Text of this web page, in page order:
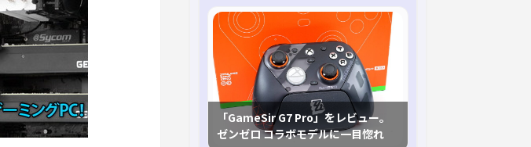
「GameSir G7 Pro」をレビュー。
ゼンゼロ コラボモデルに一目惚れ